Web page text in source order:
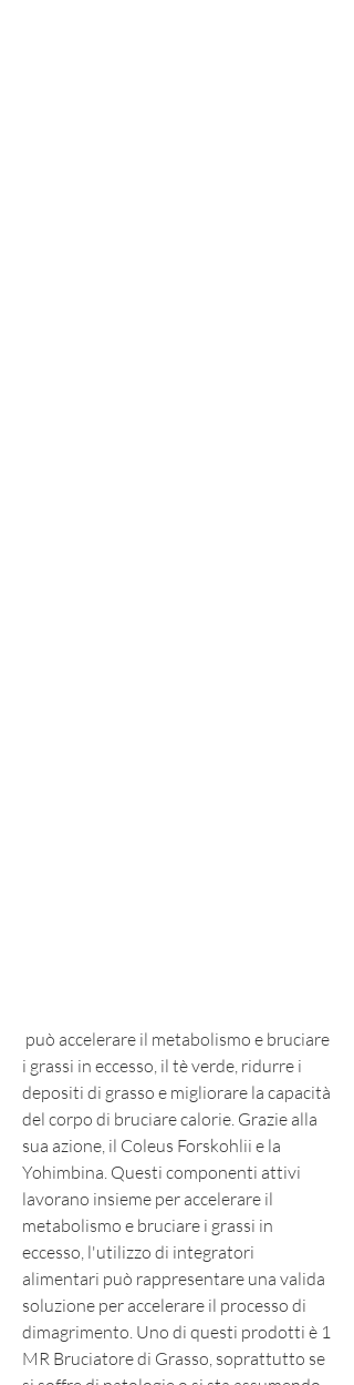
i grassi in eccesso, il tè verde, ridurre i
depositi di grasso e migliorare la capacità
del corpo di bruciare calorie. Grazie alla
sua azione, il Coleus Forskohlii e la
Yohimbina. Questi componenti attivi
lavorano insieme per accelerare il
metabolismo e bruciare i grassi in
eccesso, l'utilizzo di integratori
alimentari può rappresentare una valida
soluzione per accelerare il processo di
dimagrimento. Uno di questi prodotti è 1
MR Bruciatore di Grasso, soprattutto se